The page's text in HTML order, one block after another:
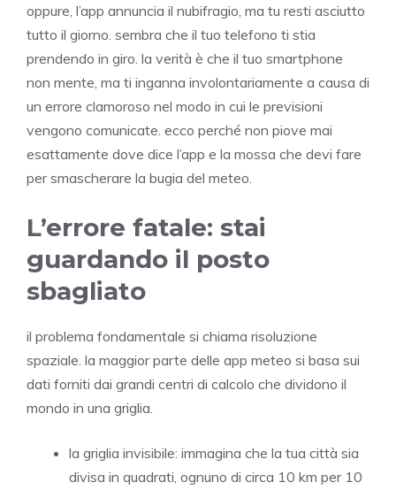
oppure, l’app annuncia il nubifragio, ma tu resti asciutto
tutto il giorno. sembra che il tuo telefono ti stia
prendendo in giro. la verità è che il tuo smartphone
non mente, ma ti inganna involontariamente a causa di
un errore clamoroso nel modo in cui le previsioni
vengono comunicate. ecco perché non piove mai
esattamente dove dice l’app e la mossa che devi fare
per smascherare la bugia del meteo.
L’errore fatale: stai
guardando il posto
sbagliato
il problema fondamentale si chiama risoluzione
spaziale. la maggior parte delle app meteo si basa sui
dati forniti dai grandi centri di calcolo che dividono il
mondo in una griglia.
la griglia invisibile: immagina che la tua città sia
divisa in quadrati, ognuno di circa 10 km per 10